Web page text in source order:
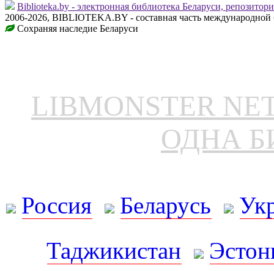
Biblioteka.by - электронная библиотека Беларуси,
2006-2026, BIBLIOTEKA.BY - составная часть
Сохраняя наследие Беларуси
LIBMONSTER
ОДНА
Россия Беларусь
Таджикистан